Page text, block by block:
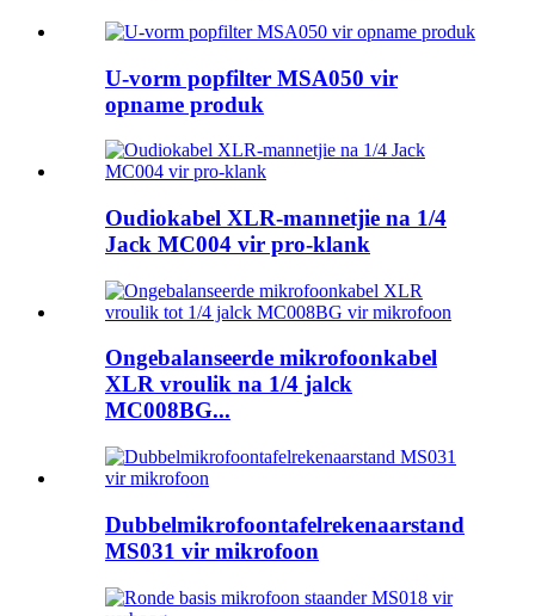
U-vorm popfilter MSA050 vir
opname produk
Oudiokabel XLR-mannetjie na 1/4
Jack MC004 vir pro-klank
Ongebalanseerde mikrofoonkabel
XLR vroulik na 1/4 jalck
MC008BG...
Dubbelmikrofoontafelrekenaarstand
MS031 vir mikrofoon